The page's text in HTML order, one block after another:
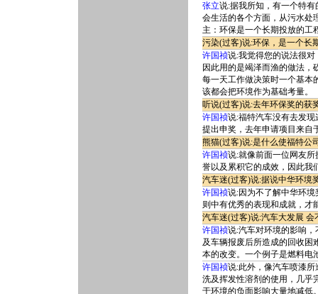
张立说:据我所知，有一个特
会生活的各个方面，从污水处
主：环保是一个长期投放的工
污染(过客)说:环保，是一个长
许国祯说:我觉得您的说法很
因此用的是竭泽而渔的做法
每一天工作做决策时一个基本
该都会把环境作为基础考量。
听说(过客)说:去年环保奖的获
许国祯说:福特汽车没有去发
提出申奖，去年申请项目来自
熊猫(过客)说:是什么使福特公
许国祯说:就像前面一位网友
誉以及累积它的成效，因此我
汽车迷(过客)说:据说中华环境
许国祯说:因为不了解中华环
则中有优秀的表现和成就，才
汽车迷(过客)说:汽车大发展
许国祯说:汽车对环境的影响
及车辆报废后所造成的回收困
本的改变。一个例子是燃料电
许国祯说:此外，像汽车喷漆
洗及挥发性溶剂的使用，几乎
于环境的负面影响大量地减低